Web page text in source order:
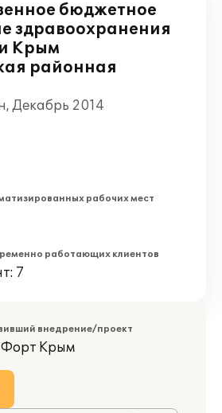
бюджетное
здравоохранения
Крым
районная
Декабрь 2014
рабочих мест
работающих клиентов
7
внедрение/проект
Крым